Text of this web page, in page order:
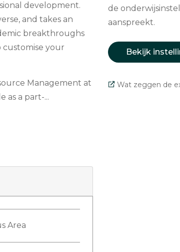
development.
and takes an
breakthroughs
customise your
Management at
as a part-...
Area
de
aanspreekt.
Bekijk
Wat zeggen de